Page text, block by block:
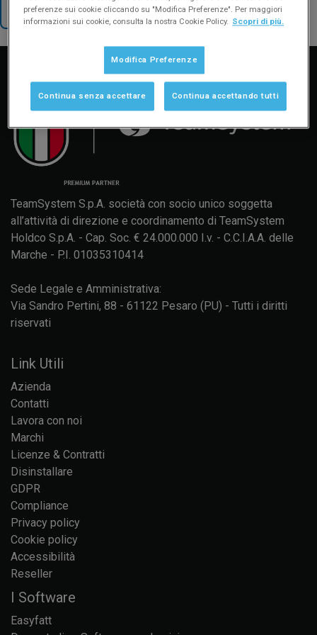
TORNA AL SUPPORTO
TeamSystem S.p.A. società con socio unico soggetta
all’attività di direzione e coordinamento di TeamSystem
Holdco S.p.A. - Cap. Soc. € 24.000.000 I.v. - C.C.I.A.A. delle
Marche - P.I. 01035310414
Sede Legale e Amministrativa:
Via Sandro Pertini, 88 - 61122 Pesaro (PU) - Tutti i diritti
riservati
Link Utili
Azienda
Contatti
Lavora con noi
Marchi
Licenze & Contratti
Disinstallare
GDPR
Compliance
Privacy policy
Cookie policy
Accessibilità
Reseller
I Software
Easyfatt
preferenze sui cookie cliccando su "Modifica Preferenze". Per maggiori
informazioni sui cookie, consulta la nostra Cookie Policy. Scopri di più.
Modifica Preferenze
Continua senza accettare Continua accettando tutti